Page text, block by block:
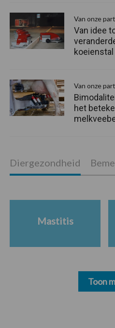
Van onze
Van idee
koeienstal
Van onze
het
Diergezondheid
Mastitis
Toon